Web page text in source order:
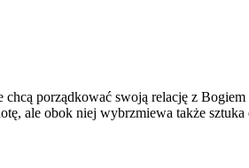
porządkować swoją relację z Bogiem
ale obok niej wybrzmiewa także sztuka